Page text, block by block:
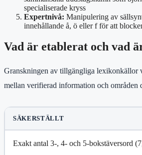
specialiserade kryss
Expertnivå: Manipulering av
innehållande å, ö eller f för att
Vad är etablerat och vad
Granskningen av tillgängliga lexikonkällor
mellan verifierad information och områden
SÄKERSTÄLLT
Exakt antal 3-, 4- och 5-bokstäversord